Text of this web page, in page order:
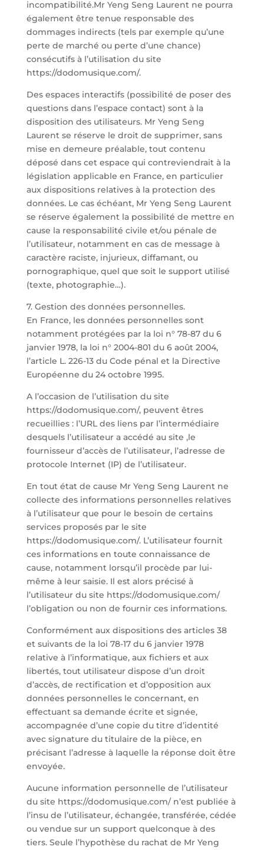
incompatibilité.Mr Yeng Seng Laurent ne pourra
également être tenue responsable des
dommages indirects (tels par exemple qu’une
perte de marché ou perte d’une chance)
consécutifs à l’utilisation du site
https://dodomusique.com/.
Des espaces interactifs (possibilité de poser des
questions dans l’espace contact) sont à la
disposition des utilisateurs. Mr Yeng Seng
Laurent se réserve le droit de supprimer, sans
mise en demeure préalable, tout contenu
déposé dans cet espace qui contreviendrait à la
législation applicable en France, en particulier
aux dispositions relatives à la protection des
données. Le cas échéant, Mr Yeng Seng Laurent
se réserve également la possibilité de mettre en
cause la responsabilité civile et/ou pénale de
l’utilisateur, notamment en cas de message à
caractère raciste, injurieux, diffamant, ou
pornographique, quel que soit le support utilisé
(texte, photographie…).
7. Gestion des données personnelles.
En France, les données personnelles sont
notamment protégées par la loi n° 78-87 du 6
janvier 1978, la loi n° 2004-801 du 6 août 2004,
l’article L. 226-13 du Code pénal et la Directive
Européenne du 24 octobre 1995.
A l’occasion de l’utilisation du site
https://dodomusique.com/, peuvent êtres
recueillies : l’URL des liens par l’intermédiaire
desquels l’utilisateur a accédé au site ,le
fournisseur d’accès de l’utilisateur, l’adresse de
protocole Internet (IP) de l’utilisateur.
En tout état de cause Mr Yeng Seng Laurent ne
collecte des informations personnelles relatives
à l’utilisateur que pour le besoin de certains
services proposés par le site
https://dodomusique.com/. L’utilisateur fournit
ces informations en toute connaissance de
cause, notamment lorsqu’il procède par lui-
même à leur saisie. Il est alors précisé à
l’utilisateur du site https://dodomusique.com/
l’obligation ou non de fournir ces informations.
Conformément aux dispositions des articles 38
et suivants de la loi 78-17 du 6 janvier 1978
relative à l’informatique, aux fichiers et aux
libertés, tout utilisateur dispose d’un droit
d’accès, de rectification et d’opposition aux
données personnelles le concernant, en
effectuant sa demande écrite et signée,
accompagnée d’une copie du titre d’identité
avec signature du titulaire de la pièce, en
précisant l’adresse à laquelle la réponse doit être
envoyée.
Aucune information personnelle de l’utilisateur
du site https://dodomusique.com/ n’est publiée à
l’insu de l’utilisateur, échangée, transférée, cédée
ou vendue sur un support quelconque à des
tiers. Seule l’hypothèse du rachat de Mr Yeng